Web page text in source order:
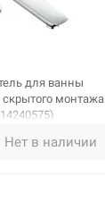
для ванны
монтажа
Нет в наличии